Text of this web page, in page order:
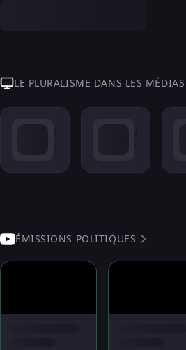
LE PLURALISME DANS LES MÉDIAS
ÉMISSIONS POLITIQUES